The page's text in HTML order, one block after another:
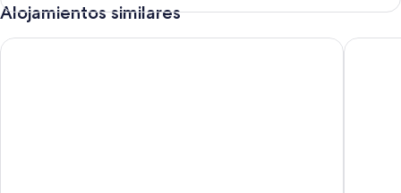
fin de semana.
Alojamientos similares
Auszeit an der Spree Ferienwohnung Neusalza-spremberg